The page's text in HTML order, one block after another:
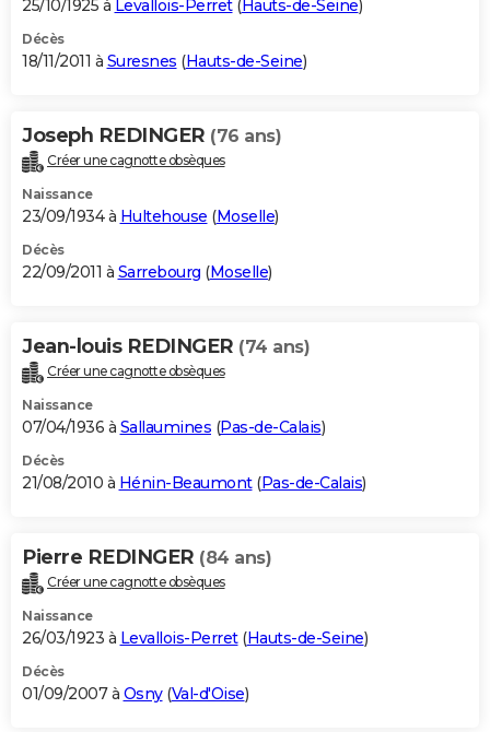
25/10/1925 à Levallois-Perret( Hauts-de-Seine)
Décès
18/11/2011 à Suresnes (Hauts-de-Seine)
Joseph REDINGER (76 ans)
Créer une cagnotte obsèques
Naissance
23/09/1934 à Hultehouse (Moselle)
Décès
22/09/2011 à Sarrebourg (Moselle)
Jean-louis REDINGER (74 ans)
Créer une cagnotte obsèques
Naissance
07/04/1936 à Sallaumines (Pas-de-Calais)
Décès
21/08/2010 à Hénin-Beaumont(Pas-de-Calais)
Pierre REDINGER (84 ans)
Créer une cagnotte obsèques
Naissance
26/03/1923 à Levallois-Perret(Hauts-de-Seine)
Décès
01/09/2007 à Osny(Val-d'Oise)